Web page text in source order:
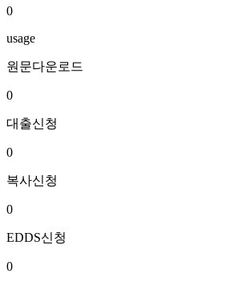
0
usage
원문다운로드
0
대출신청
0
복사신청
0
EDDS신청
0